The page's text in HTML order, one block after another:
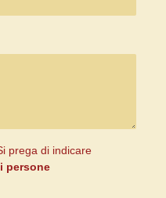
prega di indicare
persone